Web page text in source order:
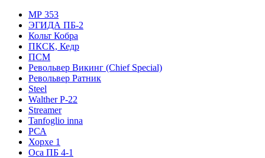
МР 353
ЭГИДА ПБ-2
Кольт Кобра
ПКСК, Кедр
ПСМ
Револьвер Викинг (Chief Special)
Револьвер Ратник
Steel
Walther P-22
Streamer
Tanfoglio inna
РСА
Хорхе 1
Оса ПБ 4-1